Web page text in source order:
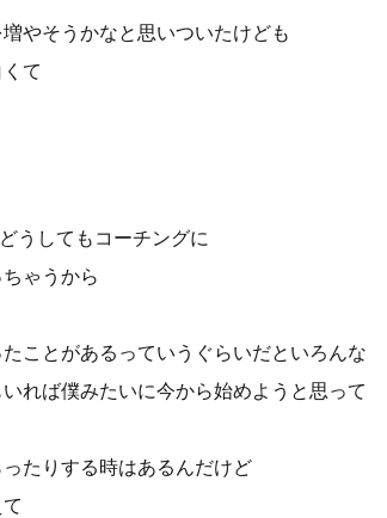
やそうかなと思いついたけども
て
うしてもコーチングに
ゃうから
ことがあるっていうぐらいだといろんな
れば僕みたいに今から始めようと思って
たりする時はあるんだけど